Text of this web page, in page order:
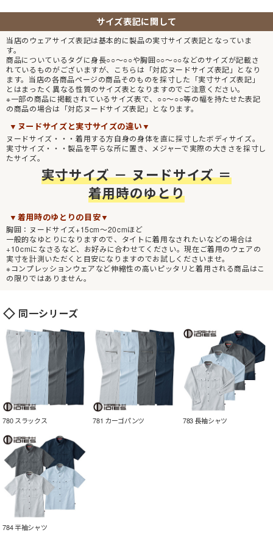
サイズ表記に関して
当店のウェアサイズ表記は基本的に製品の実寸サイズ表記となっていま
す。
商品についているタグに身長○○～○○や胸囲○○～○○などのサイズが記載さ
れているものがございますが、こちらは「対応ヌードサイズ表記」となり
ます。当店の各商品ページの商品そのものを採寸した「実寸サイズ表記」
とはまったく異なる性質のサイズ表となりますのでご注意ください。
※一部の商品に掲載されているサイズ表で、○○～○○等の幅を持たせた表記
の商品の場合は「対応ヌードサイズ表記」となります。
▼ヌードサイズと実寸サイズの違い▼
ヌードサイズ・・・着用する方自身の身体を直に採寸したボディサイズ。
実寸サイズ・・・製品を平らな所に置き、メジャーで実際の大きさを採寸し
たサイズ。
実寸サイズ － ヌードサイズ ＝
着用時のゆとり
▼着用時のゆとりの目安▼
胸囲：ヌードサイズ+15cm～20cmほど
一般的なゆとりになりますので、タイトに着用なされたいなどの場合は
+10cmになさるなど、お好みに合わせてください。現在ご着用のウェアの
実寸を計測いただくと目安になりますのでお試しくださいませ。
※コンプレッションウェアなど伸縮性の高いピッタリと着用される商品はこ
の限りではありません。
同一シリーズ
780 スラックス 781 カーゴパンツ 783 長袖シャツ
784 半袖シャツ